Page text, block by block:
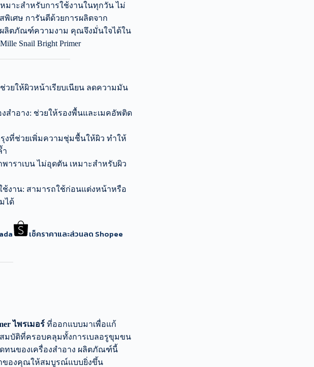
มาะสำหรับการใช้งานในทุกวัน ไม่
พิเศษ การันตีด้วยการผลิตจาก
ผลิตภัณฑ์ความงาม คุณจึงมั่นใจได้ใน
Snail Bright Primer
ยให้ผิวหน้าเรียบเนียน ลดความมัน
สำอาง: ช่วยให้รองพื้นและเมคอัพติด
งที่ช่วยเพิ่มความชุ่มชื้นให้ผิว ทำให้
ำ
าราเบน ไม่อุดตัน เหมาะสำหรับผิว
งาน: สามารถใช้ก่อนแต่งหน้าหรือ
ได้
เช็คราคาและส่วนลด Shopee
ไพรเมอร์ ที่ออกแบบมาเพื่อแก้
บัติที่ครอบคลุมทั้งการเบลอรูขุมขน
ทนของเครื่องสำอาง ผลิตภัณฑ์นี้
ของคุณให้สมบูรณ์แบบยิ่งขึ้น